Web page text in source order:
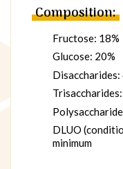
Composition:
Fructose: 18%
Glucose: 20%
Disaccharides:
DLUO
minimum